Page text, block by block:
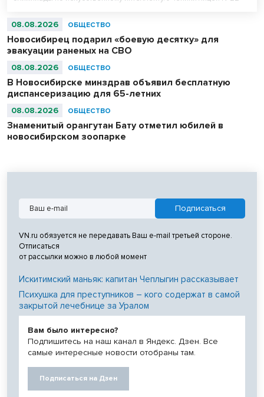
абсолютными чемпионами соревнований.
08.08.2026 ОБЩЕСТВО
Новосибирец подарил «боевую десятку» для
эвакуации раненых на СВО
08.08.2026 ОБЩЕСТВО
В Новосибирске минздрав объявил бесплатную
диспансеризацию для 65-летних
08.08.2026 ОБЩЕСТВО
Знаменитый орангутан Бату отметил юбилей в
новосибирском зоопарке
VN.ru обязуется не передавать Ваш e-mail третьей стороне.
Отписаться
от рассылки можно в любой момент
Искитимский маньяк: капитан Чеплыгин рассказывает
Психушка для преступников – кого содержат в самой
закрытой лечебнице за Уралом
Вам было интересно?
Подпишитесь на наш канал в Яндекс. Дзен. Все
самые интересные новости отобраны там.
Подписаться на Дзен